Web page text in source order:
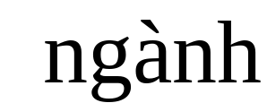
ngành